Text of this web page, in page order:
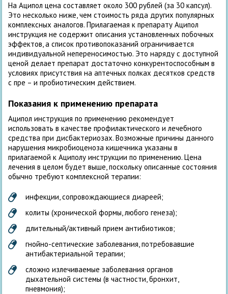
На Аципол цена составляет около 300 рублей (за 30 капсул).
Это несколько ниже, чем стоимость ряда других популярных
комплексных аналогов. Прилагаемая к препарату Аципол
инструкция не содержит описания установленных побочных
эффектов, а список противопоказаний ограничивается
индивидуальной непереносимостью. Это наряду с доступной
ценой делает препарат достаточно конкурентоспособным в
условиях присутствия на аптечных полках десятков средств
с пре – и пробиотическим действием.
Показания к применению препарата
Аципол инструкция по применению рекомендует
использовать в качестве профилактического и лечебного
средства при дисбактериозах. Возможные причины данного
нарушения микробиоценоза кишечника указаны в
прилагаемой к Ациполу инструкции по применению. Цена
лечения в целом будет выше, поскольку описанные состояния
обычно требуют комплексной терапии:
инфекции, сопровождающиеся диареей;
колиты (хронической формы, любого генеза);
длительный/активный прием антибиотиков;
гнойно-септические заболевания, потребовавшие
антибактериальной терапии;
сложно излечиваемые заболевания органов
дыхательной системы (в частности, бронхит,
пневмония);